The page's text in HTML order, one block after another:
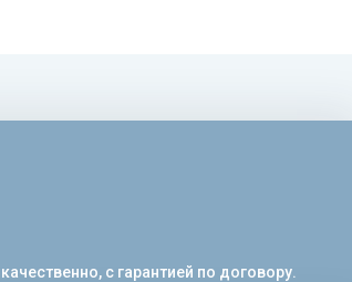
с гарантией по договору.